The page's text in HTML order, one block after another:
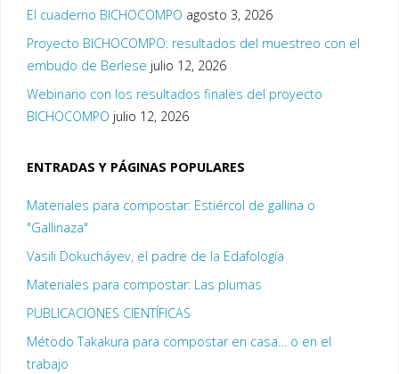
El cuaderno BICHOCOMPO agosto 3, 2026
Proyecto BICHOCOMPO: resultados del muestreo con el
embudo de Berlese julio 12, 2026
Webinario con los resultados finales del proyecto
BICHOCOMPO julio 12, 2026
ENTRADAS Y PÁGINAS POPULARES
Materiales para compostar: Estiércol de gallina o
"Gallinaza"
Vasili Dokucháyev, el padre de la Edafología
Materiales para compostar: Las plumas
PUBLICACIONES CIENTÍFICAS
Método Takakura para compostar en casa… o en el
trabajo